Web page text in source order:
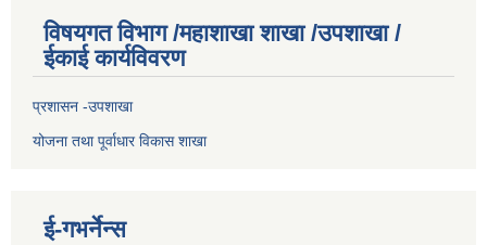
विषयगत विभाग /महाशाखा शाखा /उपशाखा /
ईकाई कार्यविवरण
प्रशासन -उपशाखा
योजना तथा पूर्वाधार विकास शाखा
ई-गभर्नेन्स